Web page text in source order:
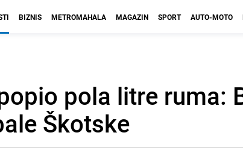
BIZNIS METROMAHALA MAGAZIN SPORT AUTO-MOTO
pola litre ruma:
Škotske